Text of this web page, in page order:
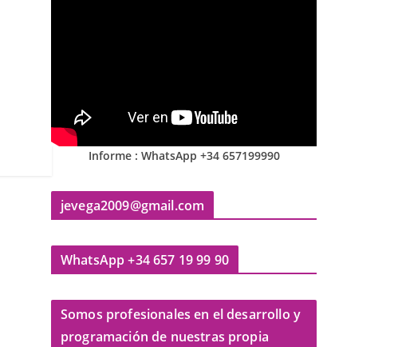
Informe : WhatsApp +34 657199990
jevega2009@gmail.com
WhatsApp +34 657 19 99 90
Somos profesionales en el desarrollo y
programación de nuestras propia